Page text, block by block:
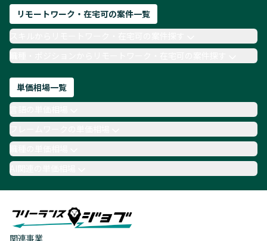
リモートワーク・在宅可の案件一覧
職種・ポジションからリモートワーク・在宅可の案件探す
単価相場一覧
職種の単価相場
AI関連の単価相場
関連事業